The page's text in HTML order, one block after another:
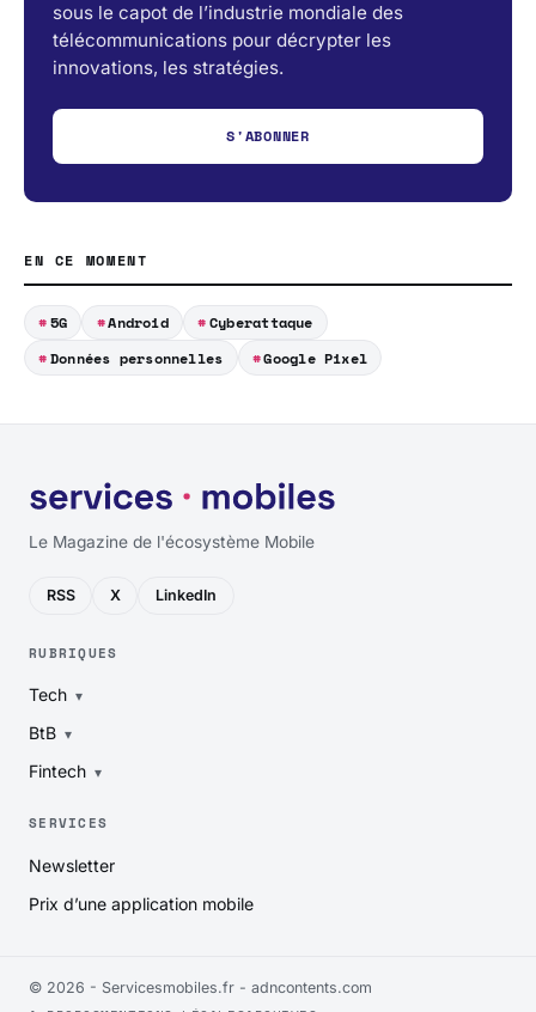
sous le capot de l’industrie mondiale des
télécommunications pour décrypter les
innovations, les stratégies.
S'ABONNER
EN CE MOMENT
5G Android
Cyberattaque
Données personnelles
Google Pixel
Le Magazine de l'écosystème Mobile
RSS X LinkedIn
RUBRIQUES
Tech
BtB
Fintech
SERVICES
Newsletter
Prix d’une application mobile
© 2026 - Servicesmobiles.fr - adncontents.com